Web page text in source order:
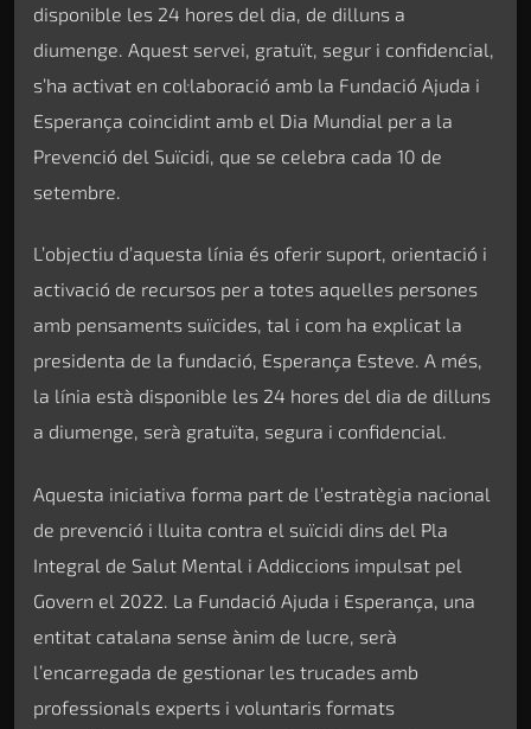
disponible les 24 hores del dia, de dilluns a
diumenge. Aquest servei, gratuït, segur i confidencial,
s’ha activat en col·laboració amb la Fundació Ajuda i
Esperança coincidint amb el Dia Mundial per a la
Prevenció del Suïcidi, que se celebra cada 10 de
setembre.
L’objectiu d’aquesta línia és oferir suport, orientació i
activació de recursos per a totes aquelles persones
amb pensaments suïcides, tal i com ha explicat la
presidenta de la fundació, Esperança Esteve. A més,
la línia està disponible les 24 hores del dia de dilluns
a diumenge, serà gratuïta, segura i confidencial.
Aquesta iniciativa forma part de l’estratègia nacional
de prevenció i lluita contra el suïcidi dins del Pla
Integral de Salut Mental i Addiccions impulsat pel
Govern el 2022. La Fundació Ajuda i Esperança, una
entitat catalana sense ànim de lucre, serà
l’encarregada de gestionar les trucades amb
professionals experts i voluntaris formats